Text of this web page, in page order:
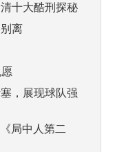
十大酷刑探秘
离
，展现球队强
局中人第二